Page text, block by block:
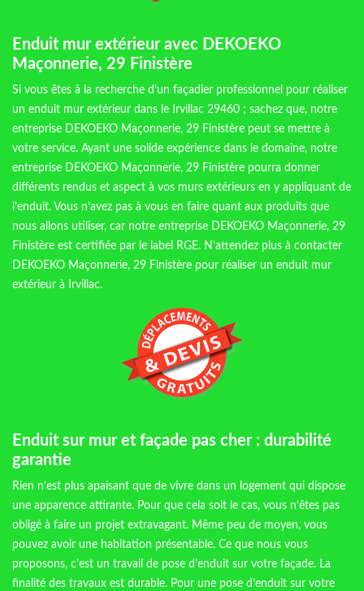
Enduit mur extérieur avec DEKOEKO
Maçonnerie, 29 Finistère
Si vous êtes à la recherche d’un façadier professionnel pour réaliser
un enduit mur extérieur dans le Irvillac 29460 ; sachez que, notre
entreprise DEKOEKO Maçonnerie, 29 Finistère peut se mettre à
votre service. Ayant une solide expérience dans le domaine, notre
entreprise DEKOEKO Maçonnerie, 29 Finistère pourra donner
différents rendus et aspect à vos murs extérieurs en y appliquant de
l’enduit. Vous n’avez pas à vous en faire quant aux produits que
nous allons utiliser, car notre entreprise DEKOEKO Maçonnerie, 29
Finistère est certifiée par le label RGE. N’attendez plus à contacter
DEKOEKO Maçonnerie, 29 Finistère pour réaliser un enduit mur
extérieur à Irvillac.
Enduit sur mur et façade pas cher : durabilité
garantie
Rien n’est plus apaisant que de vivre dans un logement qui dispose
une apparence attirante. Pour que cela soit le cas, vous n’êtes pas
obligé à faire un projet extravagant. Même peu de moyen, vous
pouvez avoir une habitation présentable. Ce que nous vous
proposons, c’est un travail de pose d’enduit sur votre façade. La
finalité des travaux est durable. Pour une pose d’enduit sur votre